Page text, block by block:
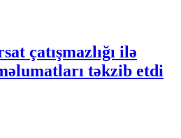
çatışmazlığı ilə
təkzib etdi